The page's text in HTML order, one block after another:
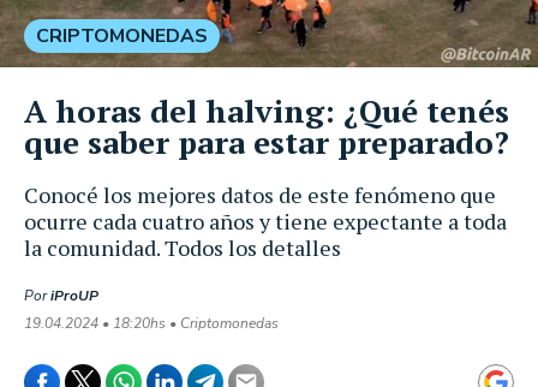
Conocé los mejores datos de este fenómeno que
ocurre cada cuatro años y tiene expectante a toda
la comunidad. Todos los detalles
PoriProUP
19.04.2024 • 18:20hs • Criptomonedas
CRIPTOMONEDAS
A horas del halving: ¿Qué tenés
que saber para estar preparado?